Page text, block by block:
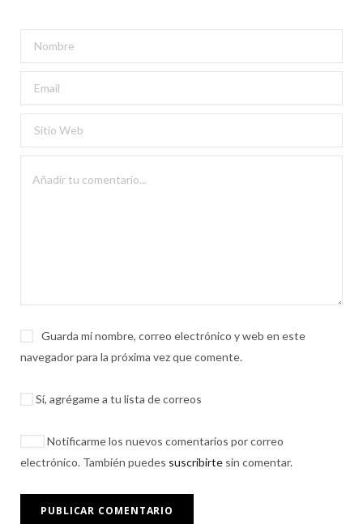
Guarda mi nombre, correo electrónico y web en este
navegador para la próxima vez que comente.
Sí, agrégame a tu lista de correos
Notificarme los nuevos comentarios por correo
electrónico. También puedes suscribirte sin comentar.